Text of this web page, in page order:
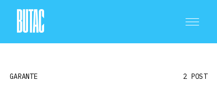
GARANTE 2 POST